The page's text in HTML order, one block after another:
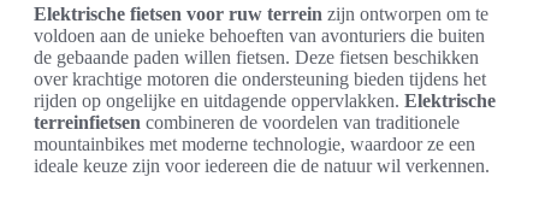
Elektrische fietsen voor ruw terrein zijn ontworpen om te
voldoen aan de unieke behoeften van avonturiers die buiten
de gebaande paden willen fietsen. Deze fietsen beschikken
over krachtige motoren die ondersteuning bieden tijdens het
rijden op ongelijke en uitdagende oppervlakken. Elektrische
terreinfietsen combineren de voordelen van traditionele
mountainbikes met moderne technologie, waardoor ze een
ideale keuze zijn voor iedereen die de natuur wil verkennen.